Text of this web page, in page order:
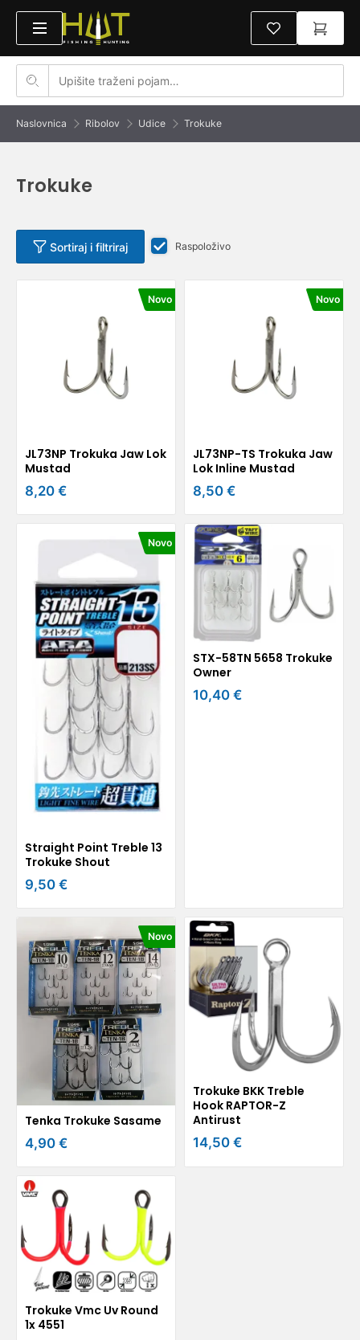
Naslovnica Ribolov Udice Trokuke
Trokuke
Sortiraj i filtriraj Raspoloživo
Novo
JL73NP Trokuka Jaw Lok
Mustad
8,20 €
Novo
JL73NP-TS Trokuka Jaw
Lok Inline Mustad
8,50 €
Novo
Straight Point Treble 13
Trokuke Shout
9,50 €
STX-58TN 5658 Trokuke
Owner
10,40 €
Novo
Tenka Trokuke Sasame
4,90 €
Trokuke BKK Treble
Hook RAPTOR-Z
Antirust
14,50 €
Trokuke Vmc Uv Round
1x 4551